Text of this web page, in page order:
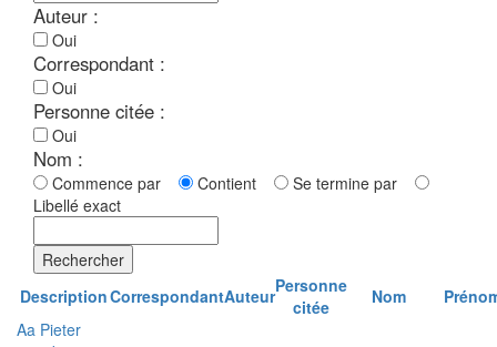
Auteur :
Oui
Correspondant :
Oui
Personne citée :
Oui
Nom :
Commence par Contient
Se termine par
Libellé exact
Rechercher
DescriptionCorrespondantAuteurPersonne
citée
Nom
Aa Pieter